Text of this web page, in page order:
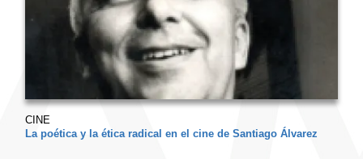
CINE
La poética y la ética radical en el cine de Santiago Álvarez